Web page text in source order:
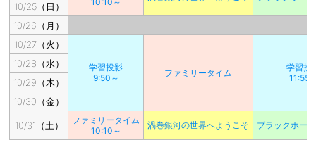
10/25（日）
10/26（月）
10/27（火）
学習投影
9:50～
ファミリータイム
学習投
11:55
10/28（水）
10/29（木）
10/30（金）
10/31（土）
ファミリータイム
10:10～
渦巻銀河の世界へようこそ ブラックホー